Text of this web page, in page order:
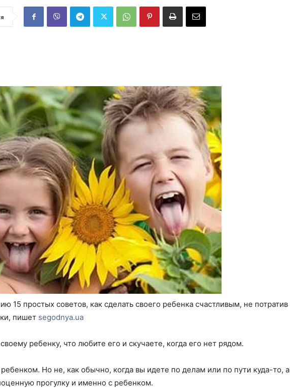
15 простых советов, как сделать своего ребенка счастливым, не потратив
пишет segodnya.ua
ребенку, что любите его и скучаете, когда его нет рядом.
ребенком. Но не, как обычно, когда вы идете по делам или по пути куда-то, а
прогулку и именно с ребенком.